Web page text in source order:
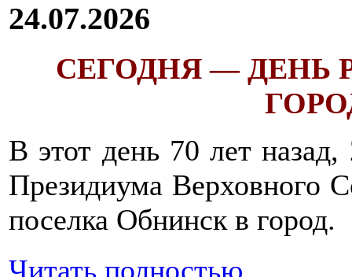
24.07.2026
СЕГОДНЯ — ДЕНЬ
В этот день 70 лет
Президиума Верховного
поселка Обнинск в город.
Читать полностью...